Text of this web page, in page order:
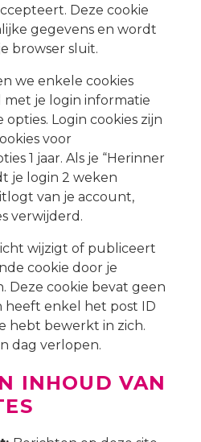
Deze cookie
gegevens en wordt
browser sluit.
we enkele cookies
je login informatie
Login cookies zijn
voor
1 jaar. Als je “Herinner
je login 2 weken
van je account,
verwijderd.
wijzigt of publiceert
cookie door je
Deze cookie bevat geen
heeft enkel het post ID
hebt bewerkt in zich.
dag verlopen.
INHOUD VAN